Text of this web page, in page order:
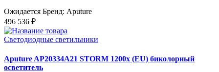
Ожидается Бренд: Aputure
496 536 ₽
Светодиодные светильники
Aputure AP20334A21 STORM 1200x (EU) биколорный
осветитель